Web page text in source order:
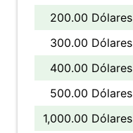
200.00 Dólares
300.00 Dólares
400.00 Dólares
500.00 Dólares
1,000.00 Dólares